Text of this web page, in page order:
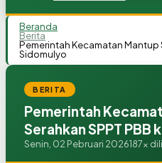
Beranda
Berita
Pemerintah Kecamatan Mantup
Sidomulyo
BERITA
Pemerintah
Serahkan SPPT PBB
Senin, 02 Pebruari 2026187x